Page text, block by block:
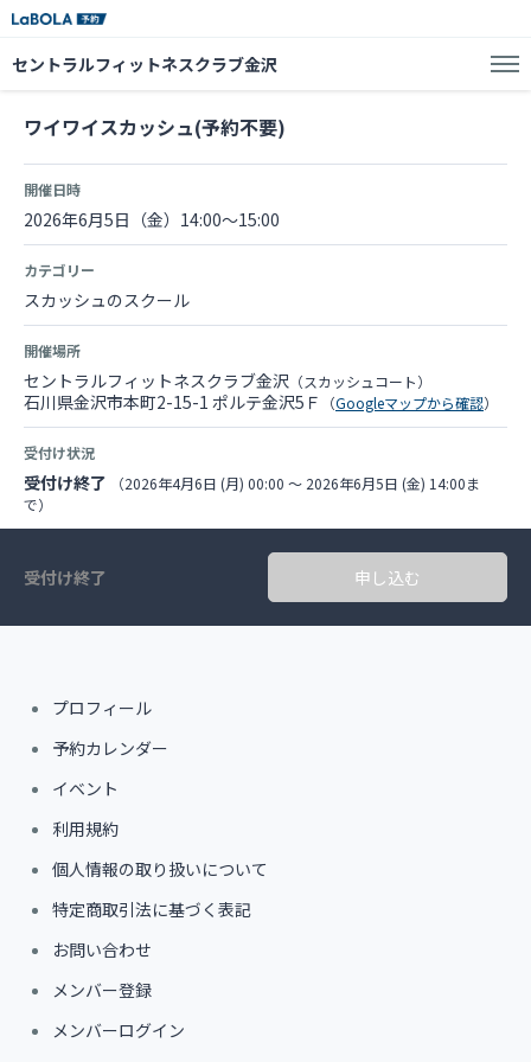
セントラルフィットネスクラブ金沢
ワイワイスカッシュ(予約不要)
開催日時
2026年6月5日（金）14:00～15:00
カテゴリー
スカッシュのスクール
開催場所
セントラルフィットネスクラブ金沢 （スカッシュコート）
石川県金沢市本町2-15-1 ポルテ金沢5Ｆ （Googleマップから確認）
受付け状況
受付け終了
（2026年4月6日 (月) 00:00 〜 2026年6月5日 (金) 14:00ま
で）
受付け終了 申し込む
プロフィール
予約カレンダー
イベント
利用規約
個人情報の取り扱いについて
特定商取引法に基づく表記
お問い合わせ
メンバー登録
メンバーログイン